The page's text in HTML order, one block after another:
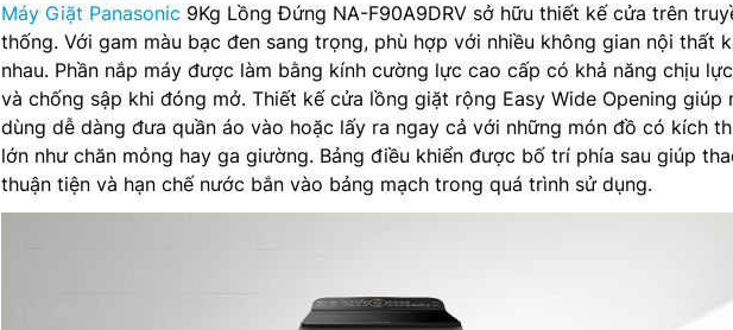
Máy Giặt Panasonic 9Kg Lồng Đứng NA-F90A9DRV sở hữu thiết kế cửa trên
thống. Với gam màu bạc đen sang trọng, phù hợp với nhiều không gian nội thất
nhau. Phần nắp máy được làm bằng kính cường lực cao cấp có khả năng chịu
và chống sập khi đóng mở. Thiết kế cửa lồng giặt rộng Easy Wide Opening giúp
dùng dễ dàng đưa quần áo vào hoặc lấy ra ngay cả với những món đồ có kích
lớn như chăn mỏng hay ga giường. Bảng điều khiển được bố trí phía sau giúp
thuận tiện và hạn chế nước bắn vào bảng mạch trong quá trình sử dụng.